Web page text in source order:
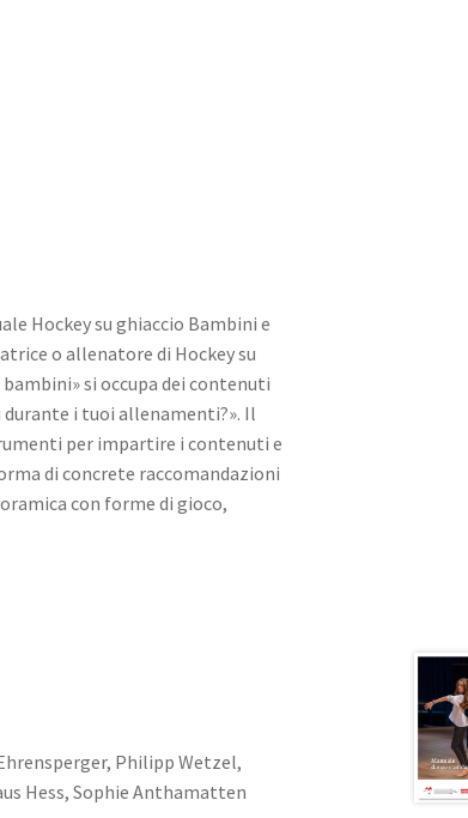
Hockey su ghiaccio Bambini e
o allenatore di Hockey su
si occupa dei contenuti
durante i tuoi allenamenti?». Il
per impartire i contenuti e
di concrete raccomandazioni
con forme di gioco,
Philipp Wetzel,
Hess, Sophie Anthamatten